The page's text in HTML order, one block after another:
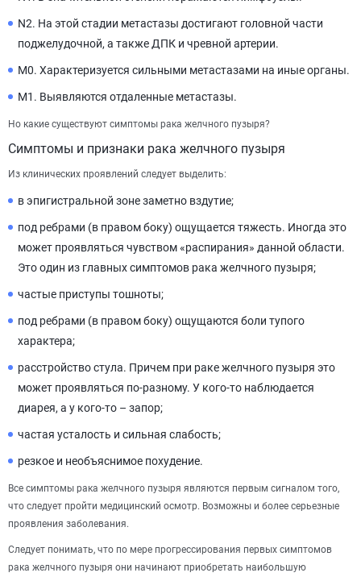
N2. На этой стадии метастазы достигают головной части
поджелудочной, а также ДПК и чревной артерии.
M0. Характеризуется сильными метастазами на иные органы.
M1. Выявляются отдаленные метастазы.
Но какие существуют симптомы рака желчного пузыря?
Симптомы и признаки рака желчного пузыря
Из клинических проявлений следует выделить:
в эпигистральной зоне заметно вздутие;
под ребрами (в правом боку) ощущается тяжесть. Иногда это
может проявляться чувством «распирания» данной области.
Это один из главных симптомов рака желчного пузыря;
частые приступы тошноты;
под ребрами (в правом боку) ощущаются боли тупого
характера;
расстройство стула. Причем при раке желчного пузыря это
может проявляться по-разному. У кого-то наблюдается
диарея, а у кого-то – запор;
частая усталость и сильная слабость;
резкое и необъяснимое похудение.
Все симптомы рака желчного пузыря являются первым сигналом того,
что следует пройти медицинский осмотр. Возможны и более серьезные
проявления заболевания.
Следует понимать, что по мере прогрессирования первых симптомов
рака желчного пузыря они начинают приобретать наибольшую